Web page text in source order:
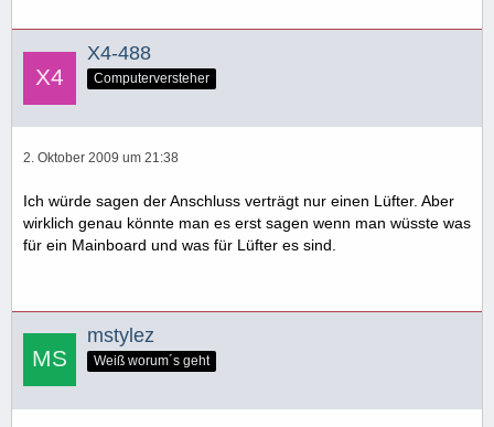
X4-488
Computerversteher
2. Oktober 2009 um 21:38
Ich würde sagen der Anschluss verträgt nur einen Lüfter. Aber
wirklich genau könnte man es erst sagen wenn man wüsste was
für ein Mainboard und was für Lüfter es sind.
mstylez
Weiß worum´s geht